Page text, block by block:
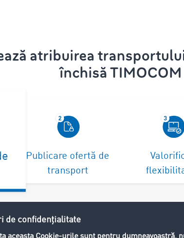
atribuirea
închisă TIMOCOM
Publicare ofertă de
transport